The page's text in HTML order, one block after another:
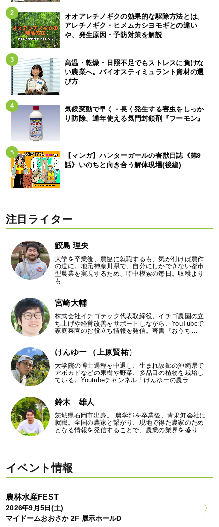
オオアレチノギクの効果的な駆除方法とは。
アレチノギク・ヒメムカシヨモギとの違い
や、発生原因・予防対策を解説
高温・乾燥・日照不足でもストレスに負けな
い農業へ。バイオスティミュラント資材の選
び方
気候変動で早く・長く発生する害虫をしっか
り防除。通年使える気門封鎖剤『フーモン』
【マンガ】ハンターガールの害獣日誌《第9
話》いのちと向き合う解体現場(後編)
注目ライター
鮫島 理央
大学を卒業後、農協に就職するも、気が付けば農作
の道に。地元神奈川県で、自分にしかできない都市
型農業を実現するため、暗中模索の毎日。収穫より
も…
宮崎大輔
株式会社イチゴテック代表取締役。イチゴ農園の立
ち上げや経営改善をサポートしながら、YouTubeで
家庭菜園のお役立ち情報を発信。著書『おうち…
けんゆー （上原賢祐）
大学院の博士過程を中退し、生まれ故郷の沖縄県で
アボカドなどの果樹や野菜、多品目の植物を栽培し
ている。Youtubeチャンネル「けんゆーの農ラ…
鈴木 雄人
茨城県石岡市出身。 農学部を卒業後、青果卸会社に
就職。全国の農家と繋がり、現地で得た農家のため
となる情報を発信することで、農業の業界を盛り…
イベント情報
農林水産FEST
2026年9月5日(土)
マイドームおおさか 2F 展示ホールD